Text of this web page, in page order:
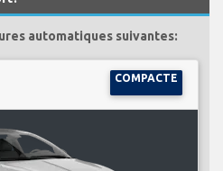
automatiques suivantes:
COMPACTE